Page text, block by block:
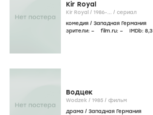
Kir Royal
Kir Royal / 1986-... / сериал
комедия / Западная Германия
зрители: – film.ru: – IMDb: 8,3
Водцек
Wodzek / 1985 / фильм
драма / Западная Германия